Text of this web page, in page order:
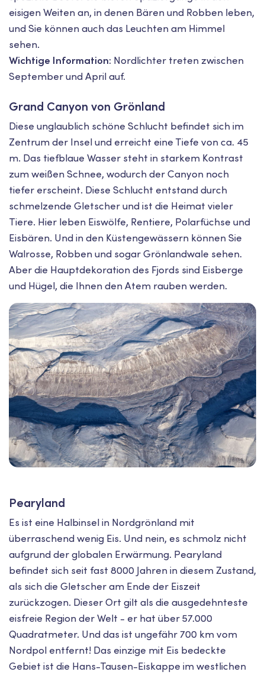
eisigen Weiten an, in denen Bären und Robben leben,
und Sie können auch das Leuchten am Himmel
sehen.
Wichtige Information: Nordlichter treten zwischen
September und April auf.
Grand Canyon von Grönland
Diese unglaublich schöne Schlucht befindet sich im
Zentrum der Insel und erreicht eine Tiefe von ca. 45
m. Das tiefblaue Wasser steht in starkem Kontrast
zum weißen Schnee, wodurch der Canyon noch
tiefer erscheint. Diese Schlucht entstand durch
schmelzende Gletscher und ist die Heimat vieler
Tiere. Hier leben Eiswölfe, Rentiere, Polarfüchse und
Eisbären. Und in den Küstengewässern können Sie
Walrosse, Robben und sogar Grönlandwale sehen.
Aber die Hauptdekoration des Fjords sind Eisberge
und Hügel, die Ihnen den Atem rauben werden.
Pearyland
Es ist eine Halbinsel in Nordgrönland mit
überraschend wenig Eis. Und nein, es schmolz nicht
aufgrund der globalen Erwärmung. Pearyland
befindet sich seit fast 8000 Jahren in diesem Zustand,
als sich die Gletscher am Ende der Eiszeit
zurückzogen. Dieser Ort gilt als die ausgedehnteste
eisfreie Region der Welt - er hat über 57.000
Quadratmeter. Und das ist ungefähr 700 km vom
Nordpol entfernt! Das einzige mit Eis bedeckte
Gebiet ist die Hans-Tausen-Eiskappe im westlichen